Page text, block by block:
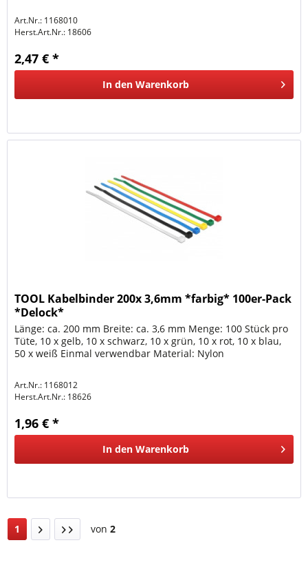
Art.Nr.: 1168010
Herst.Art.Nr.: 18606
2,47 € *
In den Warenkorb
TOOL Kabelbinder 200x 3,6mm *farbig* 100er-Pack
*Delock*
Länge: ca. 200 mm Breite: ca. 3,6 mm Menge: 100 Stück pro
Tüte, 10 x gelb, 10 x schwarz, 10 x grün, 10 x rot, 10 x blau,
50 x weiß Einmal verwendbar Material: Nylon
Art.Nr.: 1168012
Herst.Art.Nr.: 18626
1,96 € *
In den Warenkorb
1 von 2